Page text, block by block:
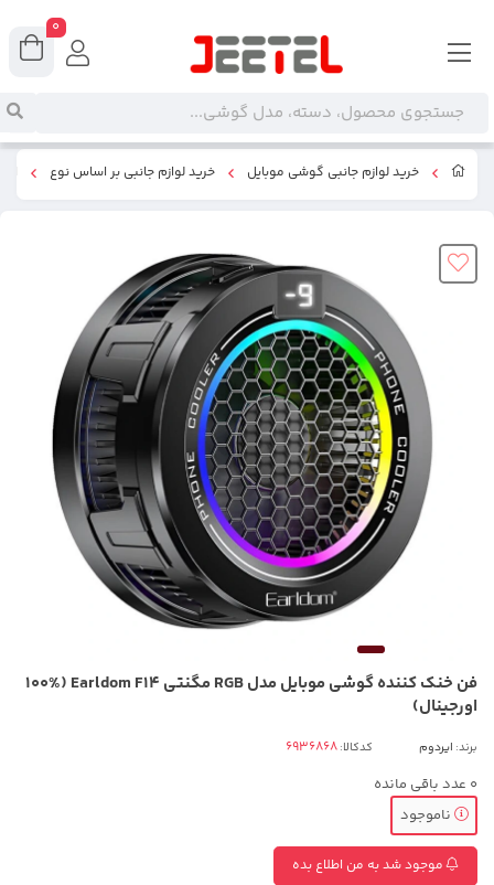
خرید لوازم جانبی گوشی موبایل خرید لوازم جانبی بر اساس نوع
فن خنک کننده گوشی موبایل مدل RGB مگنتی Earldom F14 (100%
اورجینال)
برند: ایردوم کدکالا:
0 عدد باقی مانده
ناموجود
موجود شد به من اطلاع بده
0